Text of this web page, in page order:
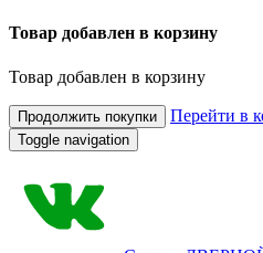
Товар добавлен в корзину
Товар добавлен в корзину
Продолжить покупки Перейти в
Toggle navigation